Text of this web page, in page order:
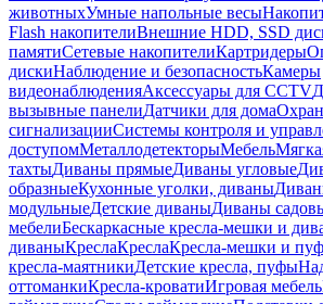
животныхУмные напольные весы
Flash накопителиВнешние HDD, SSD
памятиСетевые накопителиКартридеры
дискиНаблюдение и безопасностьКамеры
видеонаблюденияАксессуары для CCTV
вызывные панелиДатчики для дома
сигнализацииСистемы контроля и
доступомМеталлодетекторыМебель
тахтыДиваны прямыеДиваны угловые
образныеКухонные уголки, диваны
модульныеДетские диваныДиваны
мебелиБескаркасные кресла-мешки и
диваныКреслаКреслаКресла-мешки и
кресла-маятникиДетские кресла, пуфы
оттоманкиКресла-кроватиИгровая мебель